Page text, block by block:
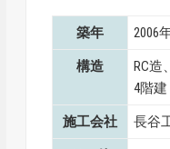
築年 2006
構造
RC
4階建
施工会社 長谷